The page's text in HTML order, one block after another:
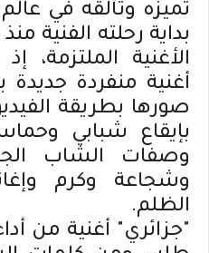
تميزه وتألقه في
بداية رحلته الفنية
الأغنية الملتزمة،
أغنية منفردة جديدة
صورها بطريقة
بإيقاع شبابي
وصفات الشاب
وشجاعة وكرم
الظلم.
"جزائري" أغنية من